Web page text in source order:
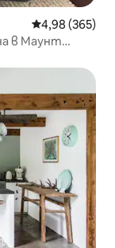
Средна
4,98 (365)
в Маунт